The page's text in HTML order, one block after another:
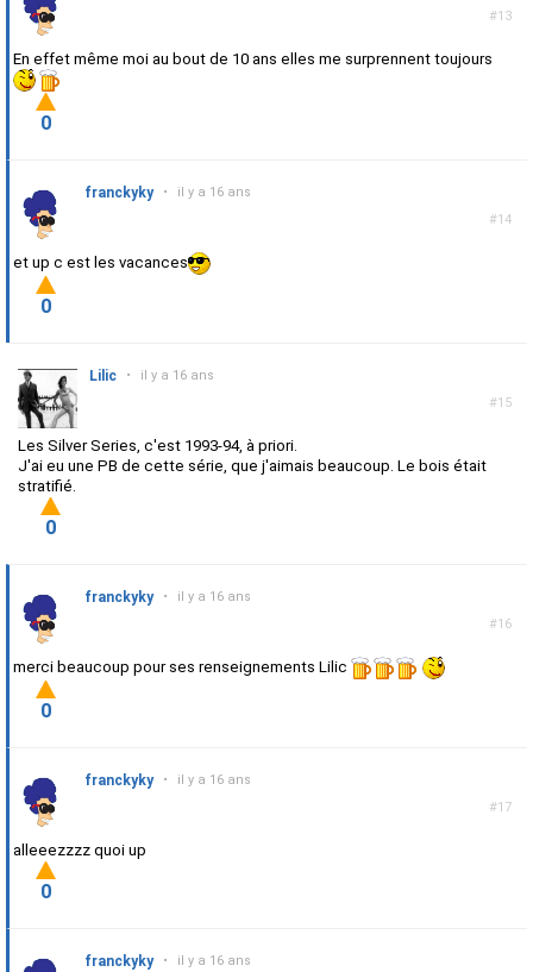
#13
En effet même moi au bout de 10 ans elles me surprennent toujours
0
#14
franckyky • il y a 16 ans
et up c est les vacances
0
#15
Lilic • il y a 16 ans
Les Silver Series, c'est 1993-94, à priori.
J'ai eu une PB de cette série, que j'aimais beaucoup. Le bois était
stratifié.
0
#16
franckyky • il y a 16 ans
merci beaucoup pour ses renseignements Lilic
0
#17
franckyky • il y a 16 ans
alleeezzzz quoi up
0
franckyky • il y a 16 ans